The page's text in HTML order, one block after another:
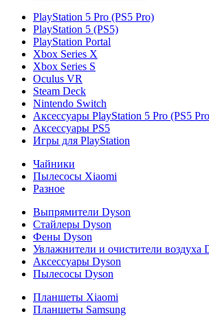
PlayStation 5 Pro (PS5 Pro)
PlayStation 5 (PS5)
PlayStation Portal
Xbox Series X
Xbox Series S
Oculus VR
Steam Deck
Nintendo Switch
Аксессуары PlayStation 5 Pro (PS5
Аксессуары PS5
Игры для PlayStation
Чайники
Пылесосы Xiaomi
Разное
Выпрямители Dyson
Стайлеры Dyson
Фены Dyson
Увлажнители и очистители воздуха
Аксессуары Dyson
Пылесосы Dyson
Планшеты Xiaomi
Планшеты Samsung